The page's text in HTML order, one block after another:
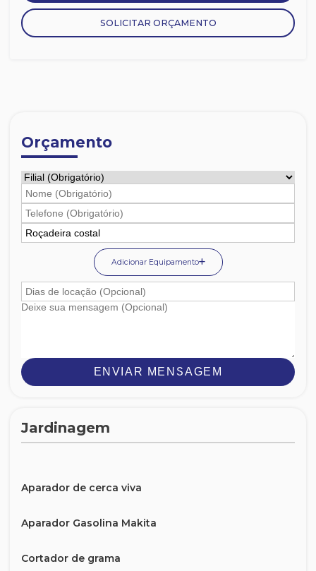
SOLICITAR ORÇAMENTO
Orçamento
Adicionar Equipamento
ENVIAR MENSAGEM
Jardinagem
Aparador de cerca viva
Aparador Gasolina Makita
Cortador de grama